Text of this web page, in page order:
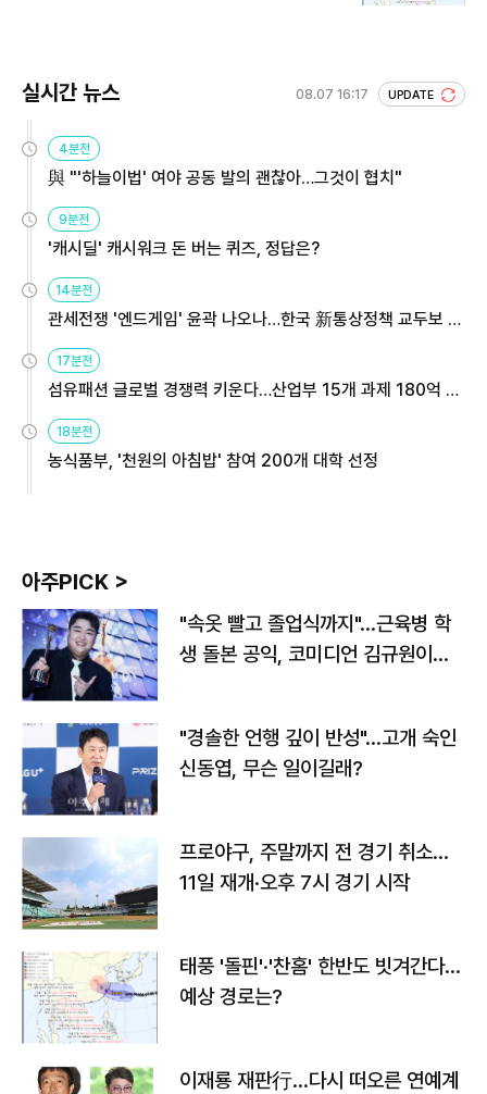
실시간 뉴스 08.07 16:17 UPDATE
4분전
與 "'하늘이법' 여야 공동 발의 괜찮아…그것이 협치"
9분전
'캐시딜' 캐시워크 돈 버는 퀴즈, 정답은?
14분전
관세전쟁 '엔드게임' 윤곽 나오나…한국 新통상정책 교두보 활
17분전
섬유패션 글로벌 경쟁력 키운다…산업부 15개 과제 180억 지
18분전
농식품부, '천원의 아침밥' 참여 200개 대학 선정
아주PICK >
"속옷 빨고 졸업식까지"…근육병 학
생 돌본 공익, 코미디언 김규원이었
"경솔한 언행 깊이 반성"…고개 숙인
신동엽, 무슨 일이길래?
프로야구, 주말까지 전 경기 취소…
11일 재개·오후 7시 경기 시작
태풍 '돌핀'·'찬홈' 한반도 빗겨간다…
예상 경로는?
이재룡 재판行…다시 떠오른 연예계